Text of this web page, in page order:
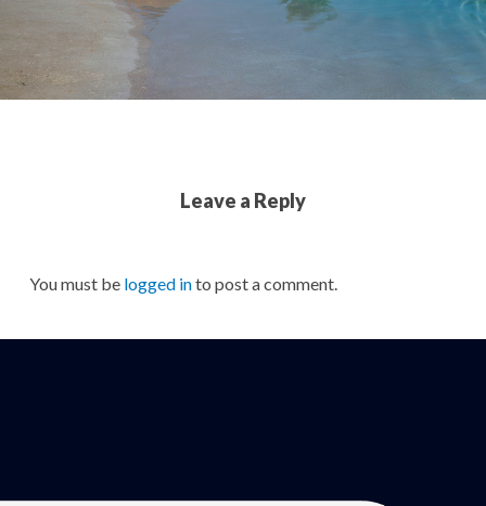
Leave a Reply
You must be logged into post a comment.